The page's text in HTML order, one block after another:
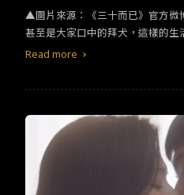
▲圖片來源：《三十而已》官方微博 從女孩到女人，再到輕熟
甚至是大家口中的拜犬，這樣的生
0到40歲女生的心態，更反響思考
劇，後續在台灣的串流平台上架
一些秘密。《三十而已》聚焦在
的孤獨感，也有看似貴婦，卻疲
丈夫冷暴力的女人。
Read more